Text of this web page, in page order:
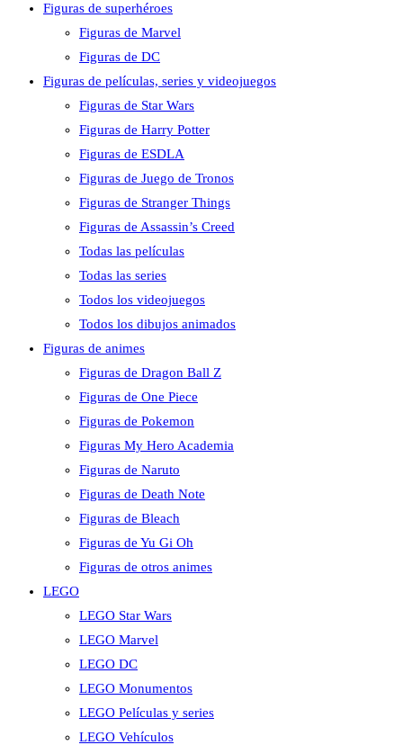
Figuras de superhéroes
Figuras de Marvel
Figuras de DC
Figuras de películas, series y videojuegos
Figuras de Star Wars
Figuras de Harry Potter
Figuras de ESDLA
Figuras de Juego de Tronos
Figuras de Stranger Things
Figuras de Assassin’s Creed
Todas las películas
Todas las series
Todos los videojuegos
Todos los dibujos animados
Figuras de animes
Figuras de Dragon Ball Z
Figuras de One Piece
Figuras de Pokemon
Figuras My Hero Academia
Figuras de Naruto
Figuras de Death Note
Figuras de Bleach
Figuras de Yu Gi Oh
Figuras de otros animes
LEGO
LEGO Star Wars
LEGO Marvel
LEGO DC
LEGO Monumentos
LEGO Películas y series
LEGO Vehículos